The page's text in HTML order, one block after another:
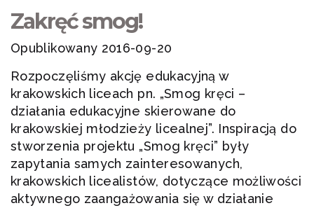
Zakręć smog!
Opublikowany 2016-09-20
Rozpoczęliśmy akcję edukacyjną w
krakowskich liceach pn. „Smog kręci –
działania edukacyjne skierowane do
krakowskiej młodzieży licealnej”. Inspiracją do
stworzenia projektu „Smog kręci” były
zapytania samych zainteresowanych,
krakowskich licealistów, dotyczące możliwości
aktywnego zaangażowania się w działanie